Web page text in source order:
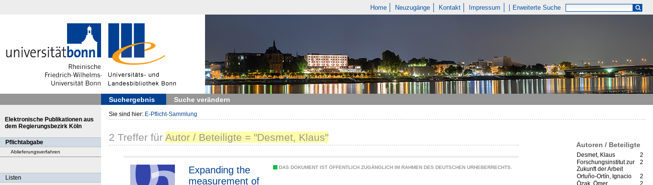
Home Neuzugänge Kontakt Impressum Erweiterte Suche
Suchergebnis Suche verändern
Elektronische Publikationen aus
dem Regierungsbezirk Köln
Pflichtabgabe
Ablieferungsverfahren
Listen
Sie sind hier: E-Pflicht-Sammlung
Autoren / Beteiligte
2
Desmet, Klaus
2
Forschungsinstitut zur
Zukunft der Arbeit
2
Ortuño-Ortín, Ignacio
2 Treffer für Autor / Beteiligte = "Desmet, Klaus"
DAS DOKUMENT IST ÖFFENTLICH ZUGÄNGLICH IM RAHMEN DES DEUTSCHEN URHEBERRECHTS.
Expanding the
measurement of